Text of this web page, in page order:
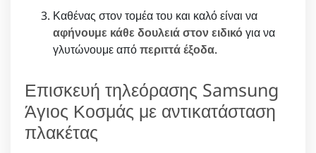
Καθένας στον τομέα του και καλό είναι να
αφήνουμε κάθε δουλειά στον ειδικόγια να
γλυτώνουμε απόπεριττά έξοδα.
Επισκευή τηλεόρασης Samsung
Άγιος Κοσμάς με αντικατάσταση
πλακέτας